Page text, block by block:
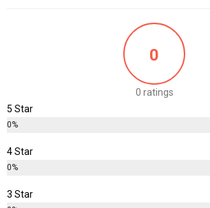
0
0 ratings
5 Star
0%
4 Star
0%
3 Star